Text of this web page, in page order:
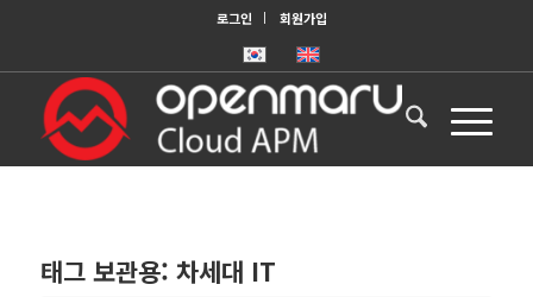
로그인 회원가입
태그 보관용: 차세대 IT